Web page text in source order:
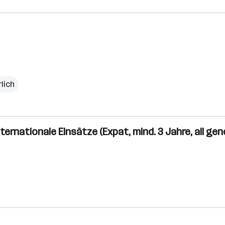
Einsätze (Expat, mind. 3 Jahre, all